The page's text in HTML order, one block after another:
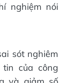
nghiệm nói
sót nghiêm
của công